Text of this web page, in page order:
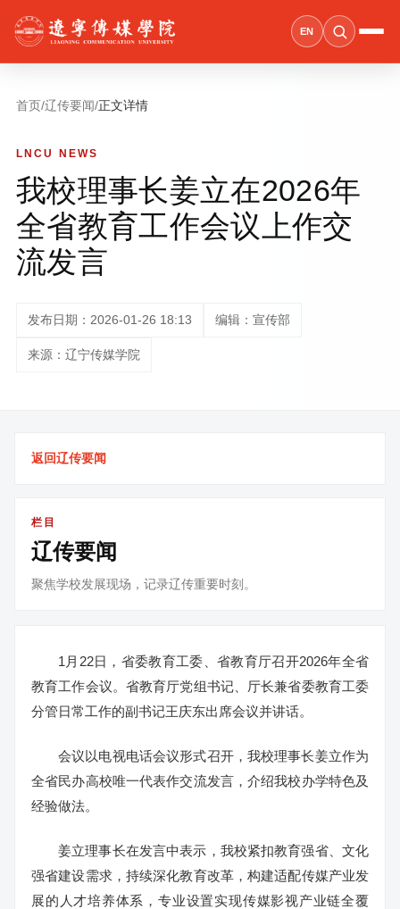
EN
首页/辽传要闻/正文详情
LNCU NEWS
我校理事长姜立在2026年
全省教育工作会议上作交
流发言
发布日期：2026-01-26 18:13 编辑：宣传部
来源：辽宁传媒学院
返回辽传要闻
栏目
辽传要闻
聚焦学校发展现场，记录辽传重要时刻。
1月22日，省委教育工委、省教育厅召开2026年全省
教育工作会议。省教育厅党组书记、厅长兼省委教育工委
分管日常工作的副书记王庆东出席会议并讲话。
会议以电视电话会议形式召开，我校理事长姜立作为
全省民办高校唯一代表作交流发言，介绍我校办学特色及
经验做法。
姜立理事长在发言中表示，我校紧扣教育强省、文化
强省建设需求，持续深化教育改革，构建适配传媒产业发
展的人才培养体系，专业设置实现传媒影视产业链全覆